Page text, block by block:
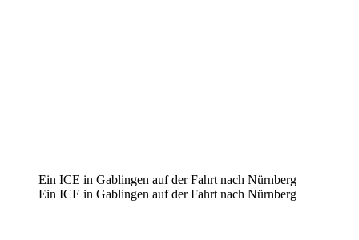
Ein ICE in Gablingen auf der Fahrt nach Nürnberg
Ein ICE in Gablingen auf der Fahrt nach Nürnberg